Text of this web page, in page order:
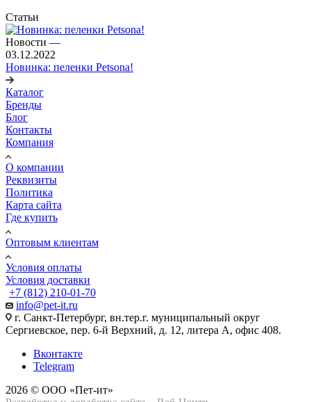
Статьи
Новости —
03.12.2022
Новинка: пеленки Petsona!
Каталог
Бренды
Блог
Контакты
Компания
О компании
Реквизиты
Политика
Карта сайта
Где купить
Оптовым клиентам
Условия оплаты
Условия доставки
+7 (812) 210-01-70
info@pet-it.ru
г. Санкт-Петербург, вн.тер.г. муниципальный округ
Сергиевское, пер. 6-й Верхний, д. 12, литера А, офис 408.
Вконтакте
Telegram
2026 © ООО «Пет-ит»